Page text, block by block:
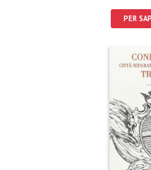
PER